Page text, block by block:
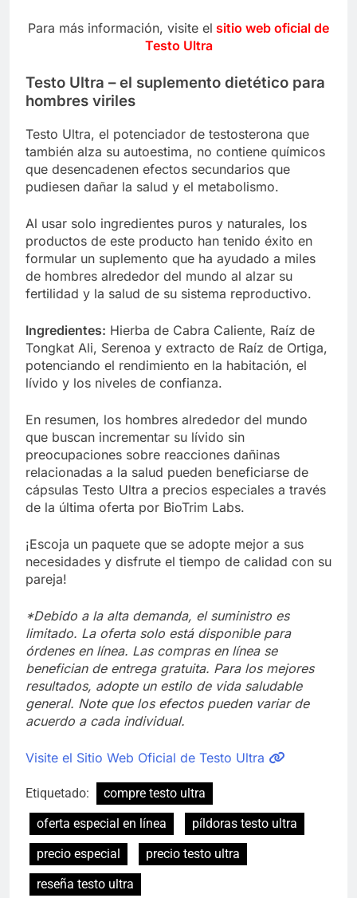
Para más información, visite el sitio web oficial de
Testo Ultra
Testo Ultra – el suplemento dietético para
hombres viriles
Testo Ultra, el potenciador de testosterona que
también alza su autoestima, no contiene químicos
que desencadenen efectos secundarios que
pudiesen dañar la salud y el metabolismo.
Al usar solo ingredientes puros y naturales, los
productos de este producto han tenido éxito en
formular un suplemento que ha ayudado a miles
de hombres alrededor del mundo al alzar su
fertilidad y la salud de su sistema reproductivo.
Ingredientes: Hierba de Cabra Caliente, Raíz de
Tongkat Ali, Serenoa y extracto de Raíz de Ortiga,
potenciando el rendimiento en la habitación, el
lívido y los niveles de confianza.
En resumen, los hombres alrededor del mundo
que buscan incrementar su lívido sin
preocupaciones sobre reacciones dañinas
relacionadas a la salud pueden beneficiarse de
cápsulas Testo Ultra a precios especiales a través
de la última oferta por BioTrim Labs.
¡Escoja un paquete que se adopte mejor a sus
necesidades y disfrute el tiempo de calidad con su
pareja!
*Debido a la alta demanda, el suministro es
limitado. La oferta solo está disponible para
órdenes en línea. Las compras en línea se
benefician de entrega gratuita. Para los mejores
resultados, adopte un estilo de vida saludable
general. Note que los efectos pueden variar de
acuerdo a cada individual.
Visite el Sitio Web Oficial de Testo Ultra
Etiquetado:
compre testo ultra
oferta especial en línea
píldoras testo ultra
precio especial
precio testo ultra
reseña testo ultra